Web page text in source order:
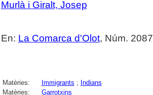
Murlà i Giralt, Josep
En: La Comarca d'Olot, Núm.
Matèries: Immigrants ; Indians
Matèries:
Garrotxins